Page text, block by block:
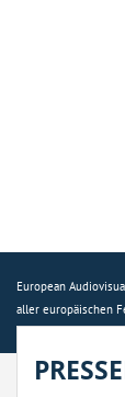
European
aller europäischen